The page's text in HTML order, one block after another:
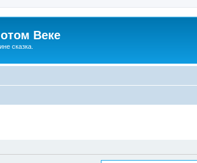
Веке
сказка.